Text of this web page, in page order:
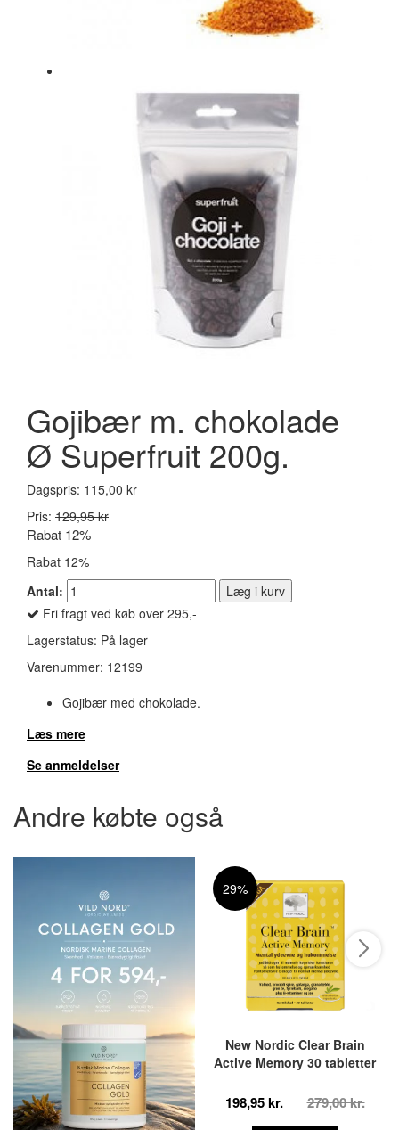
Gojibær m. chokolade
Ø Superfruit 200g.
Dagspris: 115,00 kr
Pris: 129,95 kr
Rabat 12%
Rabat 12%
Antal:
Læg i kurv
Fri fragt ved køb over 295,-
Lagerstatus: På lager
Varenummer: 12199
Gojibær med chokolade.
Læs mere
Se anmeldelser
Andre købte også
29%
New Nordic Clear Brain
Active Memory 30 tabletter
198,95 kr. 279,00 kr.